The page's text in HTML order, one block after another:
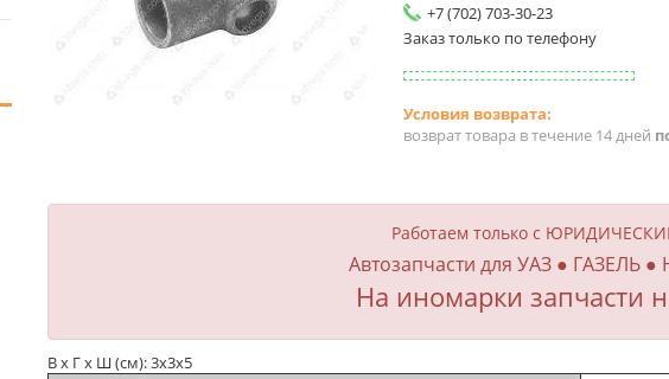
+7 (702) 703-30-23
Заказ только по телефону
возврат товара в течение 14 дней
Работаем только с
Автозапчасти для УАЗ ● ГАЗЕЛЬ
На иномарки запчасти
В х Г х Ш (см): 3х3х5